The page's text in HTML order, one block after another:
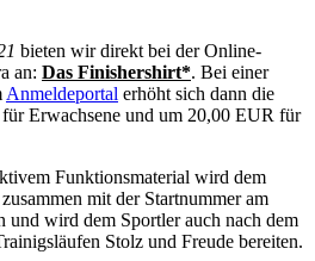
bieten wir direkt bei der Online-
an: Das Finishershirt*. Bei einer
Anmeldeportal erhöht sich dann die
Erwachsene und um 20,00 EUR für
Funktionsmaterial wird dem
mit der Startnummer am
und wird dem Sportler auch nach dem
Stolz und Freude bereiten.